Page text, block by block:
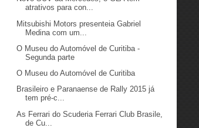
atrativos para con...
Mitsubishi Motors presenteia Gabriel
Medina com um...
O Museu do Automóvel de Curitiba -
Segunda parte
O Museu do Automóvel de Curitiba
Brasileiro e Paranaense de Rally 2015 já
tem pré-c...
As Ferrari do Scuderia Ferrari Club Brasile,
de Cu...